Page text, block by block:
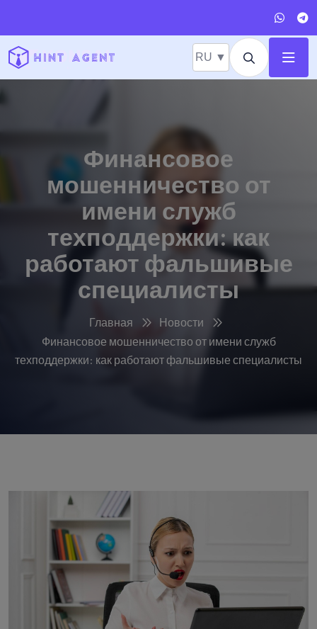
RU ▼
Финансовое
мошенничество от
имени служб
техподдержки: как
работают фальшивые
специалисты
Главная
Новости
Финансовое мошенничество от имени служб
техподдержки: как работают фальшивые специалисты